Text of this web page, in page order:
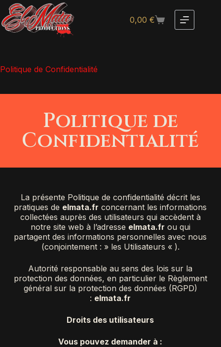
0,00€
Politique de Confidentialité
Politique de
Confidentialité
La présente Politique de confidentialité décrit les
pratiques de elmata.fr concernant les informations
collectées auprès des utilisateurs qui accèdent à
notre site web à l’adresse elmata.fr ou qui
partagent des informations personnelles avec nous
(conjointement : » les Utilisateurs « ).
Autorité responsable au sens des lois sur la
protection des données, en particulier le Règlement
général sur la protection des données (RGPD)
: elmata.fr
Droits des utilisateurs
Vous pouvez demander à :